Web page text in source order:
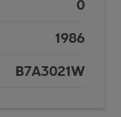
0
1986
B7A3021W